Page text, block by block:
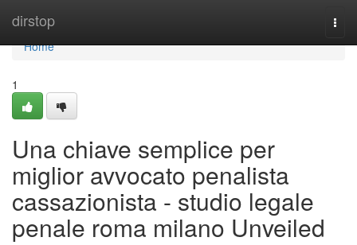
dirstop
Home
Home
1
Una chiave semplice per
miglior avvocato penalista
cassazionista - studio legale
penale roma milano Unveiled